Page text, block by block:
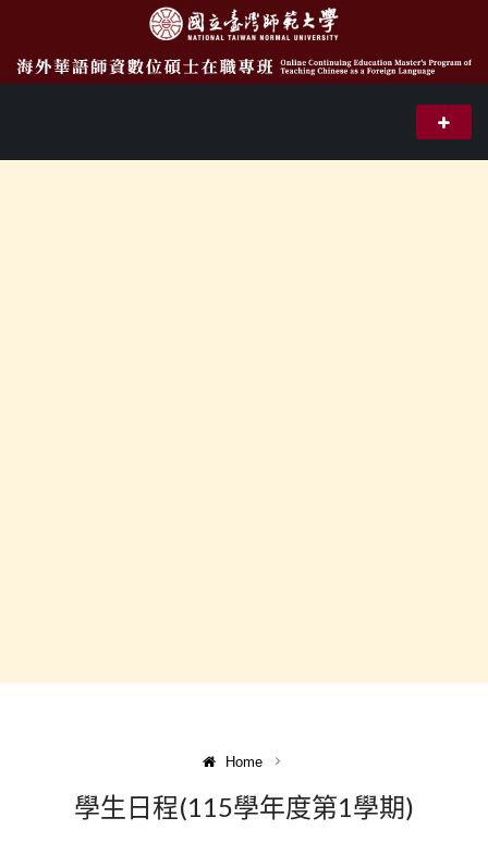
Home
學生日程(115學年度第1學期)